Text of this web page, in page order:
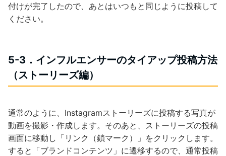
付けが完了したので、あとはいつもと同じように投稿して
ください。
5-3．インフルエンサーのタイアップ投稿方法
（ストーリーズ編）
通常のように、Instagramストーリーズに投稿する写真が
動画を撮影・作成します。そのあと、ストーリーズの投稿
画面に移動し「リンク（鎖マーク）」をクリックします。
すると「ブランドコンテンツ」に遷移するので、通常投稿